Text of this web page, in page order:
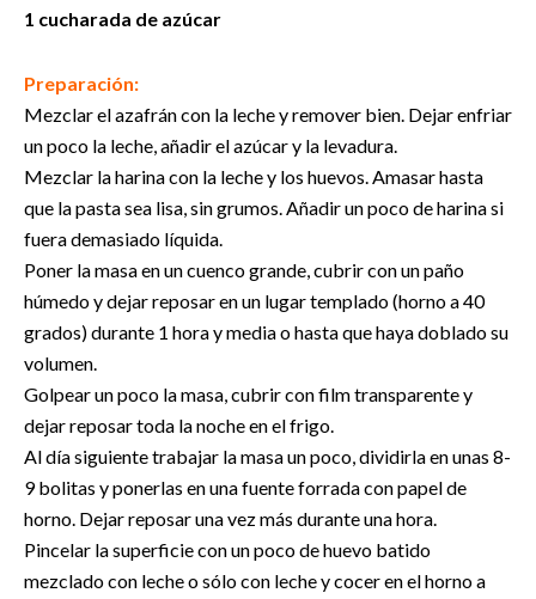
1 cucharada de azúcar
Preparación:
Mezclar el azafrán con la leche y remover bien. Dejar enfriar
un poco la leche, añadir el azúcar y la levadura.
Mezclar la harina con la leche y los huevos. Amasar hasta
que la pasta sea lisa, sin grumos. Añadir un poco de harina si
fuera demasiado líquida.
Poner la masa en un cuenco grande, cubrir con un paño
húmedo y dejar reposar en un lugar templado (horno a 40
grados) durante 1 hora y media o hasta que haya doblado su
volumen.
Golpear un poco la masa, cubrir con film transparente y
dejar reposar toda la noche en el frigo.
Al día siguiente trabajar la masa un poco, dividirla en unas 8-
9 bolitas y ponerlas en una fuente forrada con papel de
horno. Dejar reposar una vez más durante una hora.
Pincelar la superficie con un poco de huevo batido
mezclado con leche o sólo con leche y cocer en el horno a